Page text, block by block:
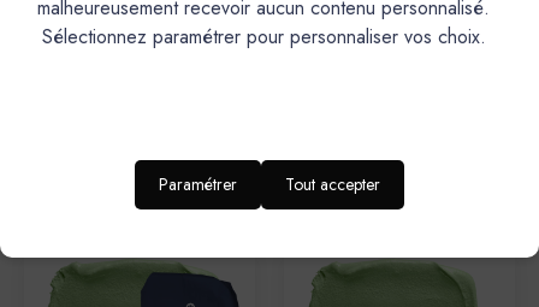
Mercadier
142,20€
Mercadier
276,20€
malheureusement recevoir aucun contenu personnalisé.
Sélectionnez paramétrer pour personnaliser vos choix.
Paramétrer Tout accepter